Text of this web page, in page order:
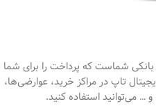
شماست که پرداخت را برای شما
تاپ در مراکز خرید، عوارضی‌ها،
می‌توانید استفاده کنید.